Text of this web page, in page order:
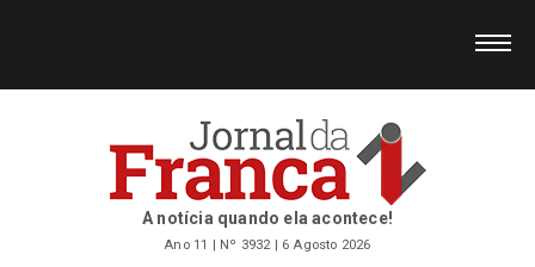
A notícia quando ela acontece!
Ano 11 | Nº 3932 | 6 Agosto 2026